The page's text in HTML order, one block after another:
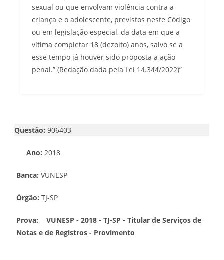
sexual ou que envolvam violência contra a
criança e o adolescente, previstos neste Código
ou em legislação especial, da data em que a
vítima completar 18 (dezoito) anos, salvo se a
esse tempo já houver sido proposta a ação
penal.” (Redação dada pela Lei 14.344/2022)”
Questão: 906403
Ano: 2018
Banca: VUNESP
Órgão: TJ-SP
Prova:
VUNESP - 2018 - TJ-SP - Titular de Serviços de
Notas e de Registros - Provimento